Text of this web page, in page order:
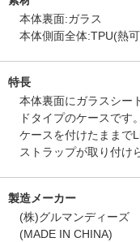
本体裏面:ガラス
本体側面全体:TPU(熱
特長
本体裏面にガラスシー
ドタイプのケースです。
ケースを付けたままで
ストラップが取り付け
製造メーカー
(株)グルマンディーズ
(MADE IN CHINA)